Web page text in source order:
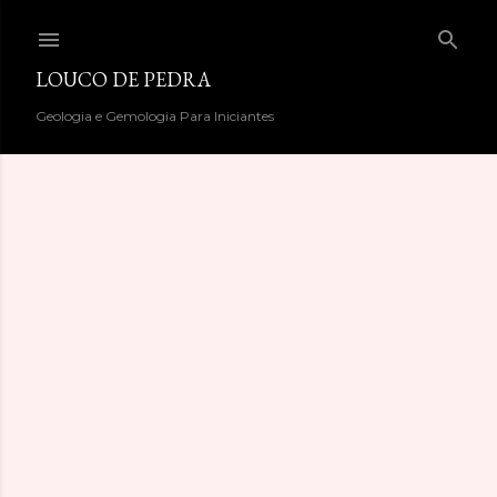
LOUCO DE PEDRA
Geologia e Gemologia Para Iniciantes